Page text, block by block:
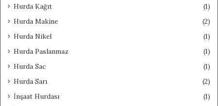
Hurda Kağıt
(1)
Hurda Makine
(2)
Hurda Nikel
(1)
Hurda Paslanmaz
(1)
Hurda Sac
(1)
Hurda Sarı
(2)
İnşaat Hurdası
(1)